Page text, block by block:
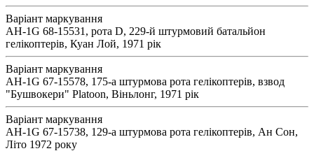
Варіант маркування
AH-1G 68-15531, рота D, 229-й штурмовий батальйон
гелікоптерів, Куан Лой, 1971 рік
Варіант маркування
AH-1G 67-15578, 175-а штурмова рота гелікоптерів, взвод
"Бушвокери" Platoon, Віньлонг, 1971 рік
Варіант маркування
AH-1G 67-15738, 129-а штурмова рота гелікоптерів, Ан Сон,
Літо 1972 року